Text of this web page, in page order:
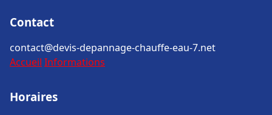
Contact
contact@devis-depannage-chauffe-eau-7.net
Accueil Informations
Horaires